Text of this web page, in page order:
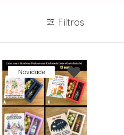
Filtros
Novidade